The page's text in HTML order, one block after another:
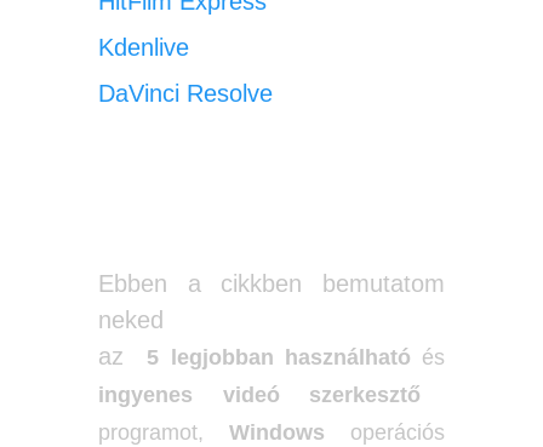
Kdenlive
DaVinci Resolve
Ebben a cikkben bemutatom
neked
az
5 legjobban használható és
ingyenes videó szerkesztő
programot, Windows operációs